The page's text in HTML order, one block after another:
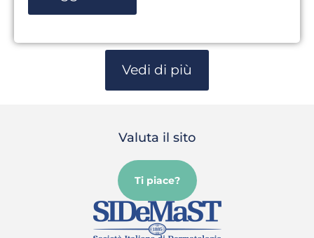
Vedi di più
Valuta il sito
Ti piace?